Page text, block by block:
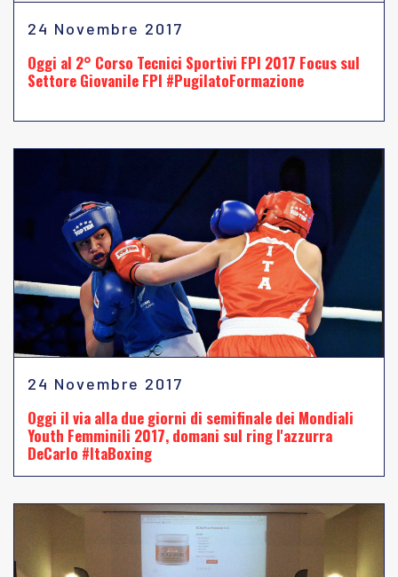
24 Novembre 2017
Oggi al 2° Corso Tecnici Sportivi FPI 2017 Focus sul
Settore Giovanile FPI #PugilatoFormazione
24 Novembre 2017
Oggi il via alla due giorni di semifinale dei Mondiali
Youth Femminili 2017, domani sul ring l'azzurra
DeCarlo #ItaBoxing